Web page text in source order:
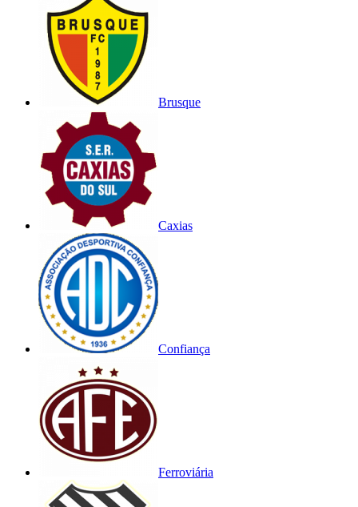
Brusque
Caxias
Confiança
Ferroviária